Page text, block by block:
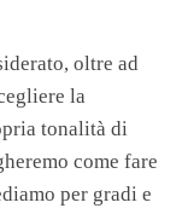
oltre ad
la
tonalità di
come fare
per gradi e